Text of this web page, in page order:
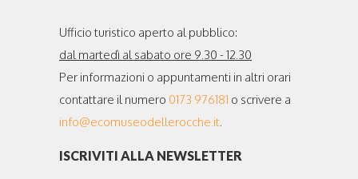
Ufficio turistico aperto al pubblico:
dal martedì al sabato ore 9.30 - 12.30
Per informazioni o appuntamenti in altri orari
contattare il numero 0173 976181 o scrivere a
info@ecomuseodellerocche.it.
ISCRIVITI ALLA NEWSLETTER